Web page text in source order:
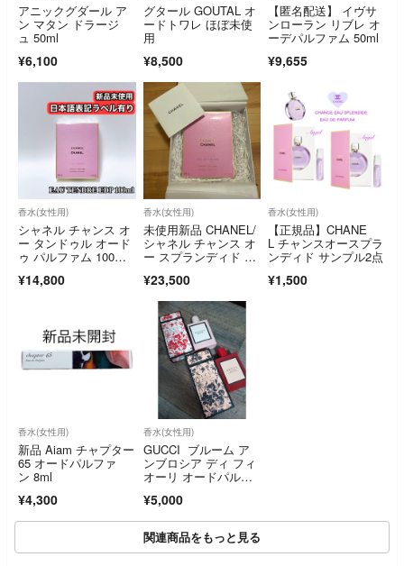
アニックグダール ア
ン マタン ドラージ
ュ 50ml
¥6,100
グタール GOUTAL オ
ードトワレ ほぼ未使
用
¥8,500
【匿名配送】 イヴサ
ンローラン リブレ オ
ーデパルファム 50ml
¥9,655
香水(女性用)
シャネル チャンス オ
ー タンドゥル オード
ゥ パルファム 100m
語表記ラベル有り
¥14,800
香水(女性用)
未使用新品 CHANEL/
シャネル チャンス オ
ー スプランディド オ
¥23,500
香水(女性用)
【正規品】CHANE
L チャンスオースプラ
ンディド サンプル2点
¥1,500
香水(女性用)
新品 Aiam チャプター
65 オードパルファ
ン 8ml
¥4,300
香水(女性用)
GUCCI ブルーム ア
ンブロシア ディ フィ
オーリ オードパルフ
¥5,000
関連商品をもっと見る